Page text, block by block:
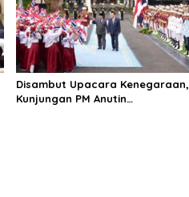
Disambut Upacara Kenegaraan,
Kunjungan PM Anutin